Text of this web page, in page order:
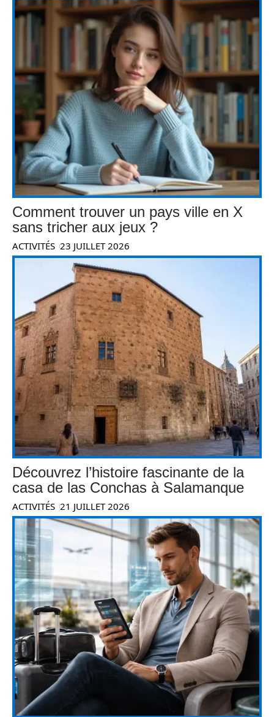
Comment trouver un pays ville en X
sans tricher aux jeux ?
ACTIVITÉS 23 JUILLET 2026
Découvrez l’histoire fascinante de la
casa de las Conchas à Salamanque
ACTIVITÉS 21 JUILLET 2026